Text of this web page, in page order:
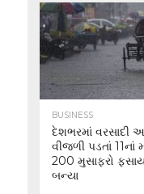
BUSINESS
દેશભરમાં વરસાદી
વીજળી પડતાં 11નાં
200 મુસાફરો
બન્યા